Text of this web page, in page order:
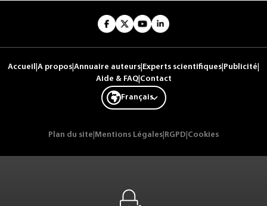
Accueil A propos Annuaire auteurs Experts scientifiques Publicité
Aide & FAQ| Contact
Français
Plan du site Mentions Légales RGPD Cookies